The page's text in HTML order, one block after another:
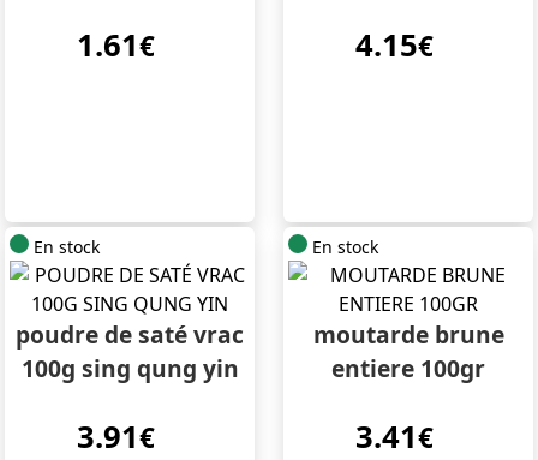
1.61€ 4.15€
En stock
poudre de saté vrac
100g sing qung yin
3.91€
En stock
moutarde brune
entiere 100gr
3.41€